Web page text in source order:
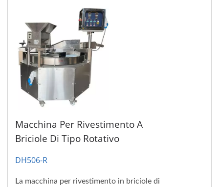
Macchina Per Rivestimento A
Briciole Di Tipo Rotativo
DH506-R
La macchina per rivestimento in briciole di